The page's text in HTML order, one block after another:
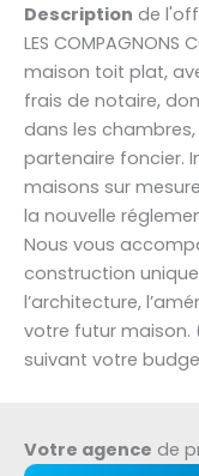
Description de
LES COMPAGNONS
maison toit plat,
frais de notaire,
dans les chambres,
partenaire foncier.
maisons sur
la nouvelle
Nous vous
construction
l’architecture,
votre futur maison.
suivant votre
Votre agence de